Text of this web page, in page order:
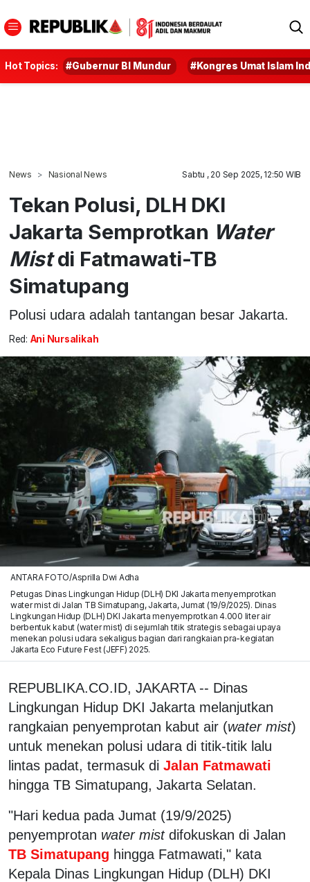
Hot Topics: #Gubernur BI Mundur #Kongres Umat Islam
News Nasional News Sabtu , 20 Sep 2025, 12:50 WIB
Tekan Polusi, DLH DKI
Jakarta Semprotkan Water
Mistdi Fatmawati-TB
Simatupang
Polusi udara adalah tantangan besar Jakarta.
Red: Ani Nursalikah
ANTARA FOTO/Asprilla Dwi Adha
Petugas Dinas Lingkungan Hidup (DLH) DKI Jakarta menyemprotkan
water mist di Jalan TB Simatupang, Jakarta, Jumat (19/9/2025). Dinas
Lingkungan Hidup (DLH) DKI Jakarta menyemprotkan 4.000 liter air
berbentuk kabut (water mist) di sejumlah titik strategis sebagai upaya
menekan polusi udara sekaligus bagian dari rangkaian pra-kegiatan
Jakarta Eco Future Fest (JEFF) 2025.
REPUBLIKA.CO.ID, JAKARTA -- Dinas
Lingkungan Hidup DKI Jakarta melanjutkan
rangkaian penyemprotan kabut air (water mist)
untuk menekan polusi udara di titik-titik lalu
lintas padat, termasuk di Jalan Fatmawati
hingga TB Simatupang, Jakarta Selatan.
"Hari kedua pada Jumat (19/9/2025)
penyemprotan water mistdifokuskan di Jalan
TB Simatupang hingga Fatmawati," kata
Kepala Dinas Lingkungan Hidup (DLH) DKI